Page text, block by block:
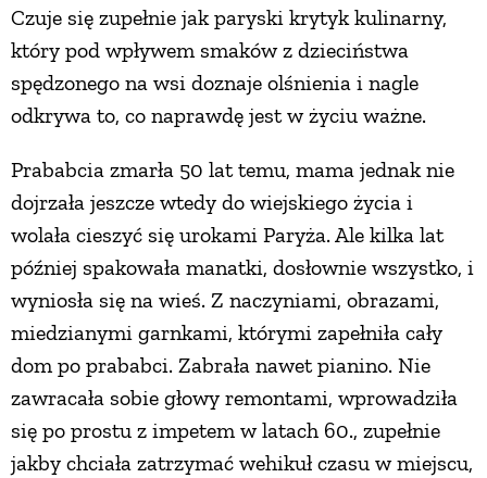
Czuje się zupełnie jak paryski krytyk kulinarny,
który pod wpływem smaków z dzieciństwa
spędzonego na wsi doznaje olśnienia i nagle
odkrywa to, co naprawdę jest w życiu ważne.
Prababcia zmarła 50 lat temu, mama jednak nie
dojrzała jeszcze wtedy do wiejskiego życia i
wolała cieszyć się urokami Paryża. Ale kilka lat
później spakowała manatki, dosłownie wszystko, i
wyniosła się na wieś. Z naczyniami, obrazami,
miedzianymi garnkami, którymi zapełniła cały
dom po prababci. Zabrała nawet pianino. Nie
zawracała sobie głowy remontami, wprowadziła
się po prostu z impetem w latach 60., zupełnie
jakby chciała zatrzymać wehikuł czasu w miejscu,